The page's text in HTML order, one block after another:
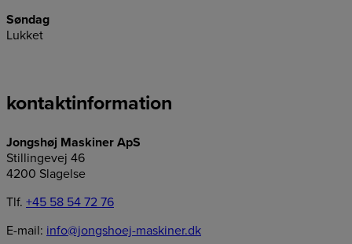
Søndag
Lukket
kontaktinformation
Jongshøj Maskiner ApS
Stillingevej 46
4200 Slagelse
Tlf. +45 58 54 72 76
E-mail: info@jongshoej-maskiner.dk